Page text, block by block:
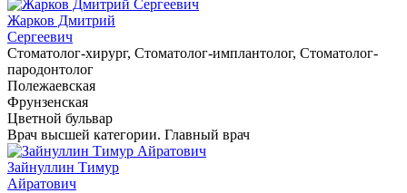
Жарков Дмитрий
Сергеевич
Cтоматолог-хирург, Cтоматолог-имплантолог, Cтоматолог-
пародонтолог
Полежаевская
Фрунзенская
Цветной бульвар
Врач высшей категории. Главный врач
Зайнуллин Тимур
Айратович